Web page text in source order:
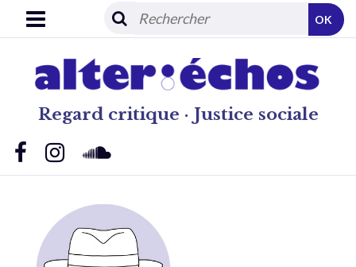
Regard critique · Justice sociale
OK